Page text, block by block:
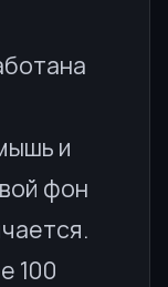
и
фон
100